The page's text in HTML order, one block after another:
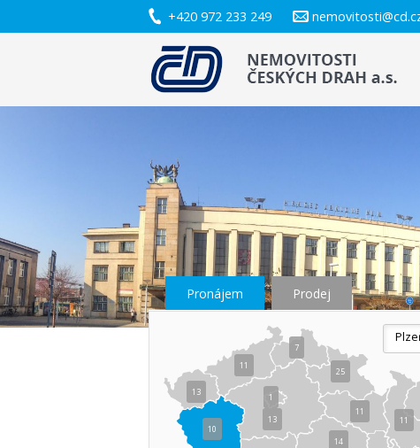
+420 972 233 249
Pronájem Prodej
11
14
11
25
1
13
7
10
11
13